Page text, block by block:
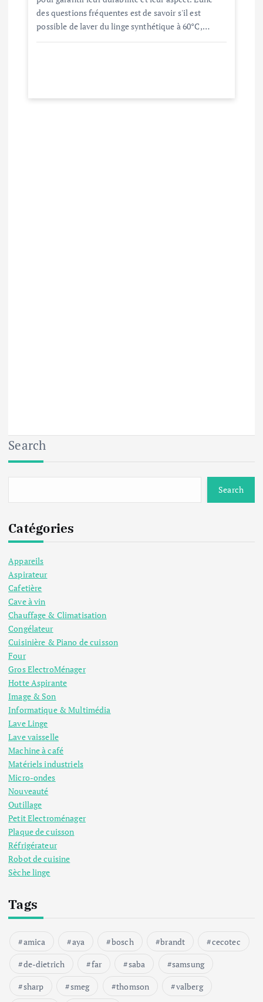
des questions fréquentes est de savoir s'il est
possible de laver du linge synthétique à 60°C,…
Search
Search
Catégories
Appareils
Aspirateur
Cafetière
Cave à vin
Chauffage & Climatisation
Congélateur
Cuisinière & Piano de cuisson
Four
Gros ElectroMénager
Hotte Aspirante
Image & Son
Informatique & Multimédia
Lave Linge
Lave vaisselle
Machine à café
Matériels industriels
Micro-ondes
Nouveauté
Outillage
Petit Electroménager
Plaque de cuisson
Réfrigérateur
Robot de cuisine
Sèche linge
Tags
amica aya bosch brandt
cecotec
de-dietrich
far saba
samsung
sharp
smeg thomson
valberg